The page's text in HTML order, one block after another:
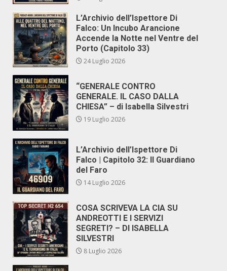
L’Archivio dell’Ispettore Di
Falco: Un Incubo Arancione
Accende la Notte nel Ventre del
Porto (Capitolo 33)
24 Luglio 2026
“GENERALE CONTRO
GENERALE. IL CASO DALLA
CHIESA” – di Isabella Silvestri
19 Luglio 2026
L’Archivio dell’Ispettore Di
Falco | Capitolo 32: Il Guardiano
del Faro
14 Luglio 2026
COSA SCRIVEVA LA CIA SU
ANDREOTTI E I SERVIZI
SEGRETI? – DI ISABELLA
SILVESTRI
8 Luglio 2026